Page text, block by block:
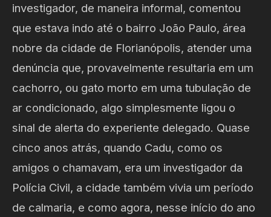
investigador, de maneira informal, comentou
que estava indo até o bairro João Paulo, área
nobre da cidade de Florianópolis, atender uma
denúncia que, provavelmente resultaria em um
cachorro, ou gato morto em uma tubulação de
ar condicionado, algo simplesmente ligou o
sinal de alerta do experiente delegado. Quase
cinco anos atrás, quando Cadu, como os
amigos o chamavam, era um investigador da
Polícia Civil, a cidade também vivia um período
de calmaria, e como agora, nesse início do ano